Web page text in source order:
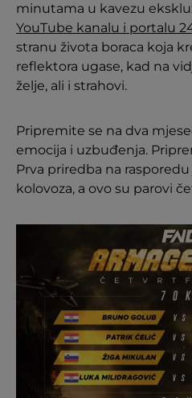
minutama u kavezu
YouTube kanalu i portalu
stranu života boraca koja
reflektora ugase, kad na
želje, ali i strahovi.
Pripremite se na dva
emocija i uzbuđenja.
Prva priredba na
kolovoza, a ovo su parovi